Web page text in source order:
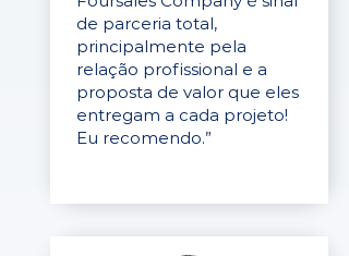
de parceria total,
principalmente pela
relação profissional e a
proposta de valor que eles
entregam a cada projeto!
Eu recomendo.”